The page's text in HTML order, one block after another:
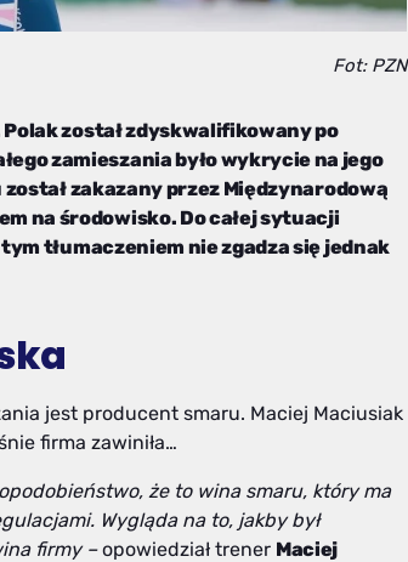
Fot: PZN
został zdyskwalifikowany po
zamieszania było wykrycie na jego
zakazany przez Międzynarodową
na środowisko. Do całej sytuacji
tłumaczeniem nie zgadza się jednak
jest producent smaru. Maciej Maciusiak
firma zawiniła…
że to wina smaru, który ma
Wygląda na to, jakby był
firmy –opowiedział trener Maciej